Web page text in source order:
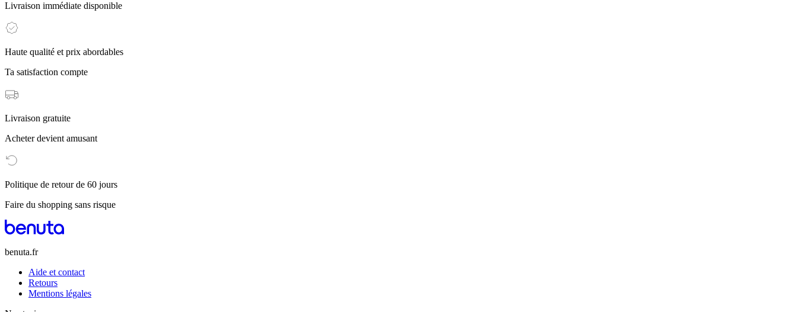
Livraison immédiate disponible
Haute qualité et prix abordables
Ta satisfaction compte
Livraison gratuite
Acheter devient amusant
Politique de retour de 60 jours
Faire du shopping sans risque
benuta.fr
Aide et contact
Retours
Mentions légales